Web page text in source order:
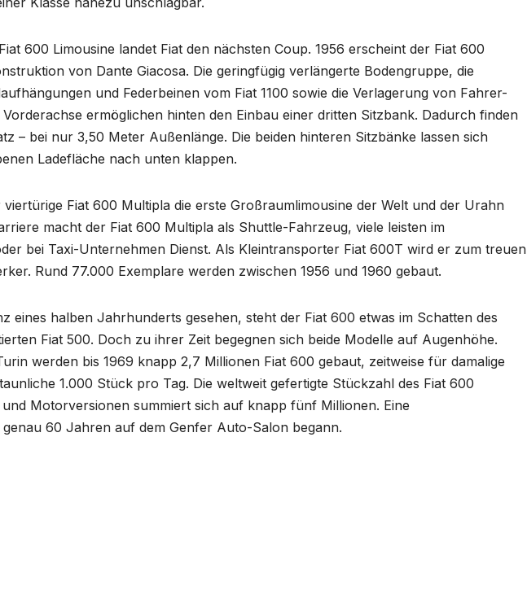
600 Limousine landet Fiat den nächsten Coup. 1956 erscheint der Fiat 600
von Dante Giacosa. Die geringfügig verlängerte Bodengruppe, die
und Federbeinen vom Fiat 1100 sowie die Verlagerung von Fahrer-
ermöglichen hinten den Einbau einer dritten Sitzbank. Dadurch finden
– bei nur 3,50 Meter Außenlänge. Die beiden hinteren Sitzbänke lassen sich
Ladefläche nach unten klappen.
viertürige Fiat 600 Multipla die erste Großraumlimousine der Welt und der Urahn
macht der Fiat 600 Multipla als Shuttle-Fahrzeug, viele leisten im
bei Taxi-Unternehmen Dienst. Als Kleintransporter Fiat 600T wird er zum treuen
Rund 77.000 Exemplare werden zwischen 1956 und 1960 gebaut.
eines halben Jahrhunderts gesehen, steht der Fiat 600 etwas im Schatten des
Fiat 500. Doch zu ihrer Zeit begegnen sich beide Modelle auf Augenhöhe.
werden bis 1969 knapp 2,7 Millionen Fiat 600 gebaut, zeitweise für damalige
1.000 Stück pro Tag. Die weltweit gefertigte Stückzahl des Fiat 600
Motorversionen summiert sich auf knapp fünf Millionen. Eine
60 Jahren auf dem Genfer Auto-Salon begann.